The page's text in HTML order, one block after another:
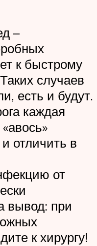
–
к быстрому
случаев
есть и будут.
каждая
отличить в
от
вывод: при
к хирургу!